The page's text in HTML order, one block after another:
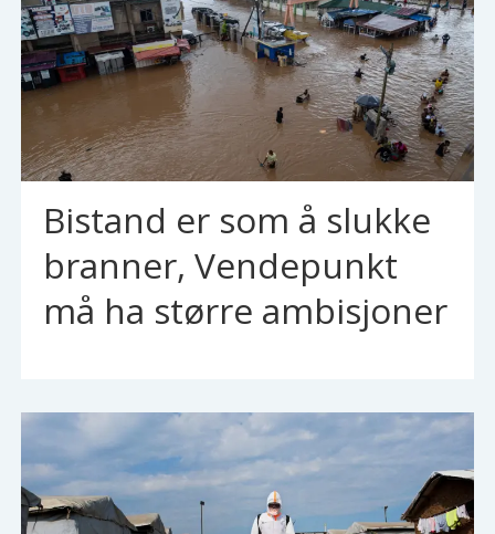
Bistand er som å slukke
branner, Vendepunkt
må ha større ambisjoner